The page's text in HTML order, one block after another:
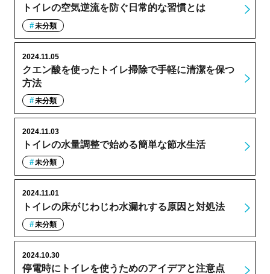
トイレの空気逆流を防ぐ日常的な習慣とは
未分類
クエン酸を使ったトイレ掃除で手軽に清潔を保つ
方法
2024.11.05
未分類
トイレの水量調整で始める簡単な節水生活
2024.11.03
未分類
トイレの床がじわじわ水漏れする原因と対処法
2024.11.01
未分類
停電時にトイレを使うためのアイデアと注意点
2024.10.30